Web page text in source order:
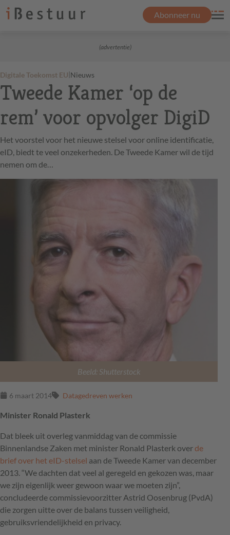
Abonneer nu
(advertentie)
Digitale Toekomst EU|Nieuws
Tweede Kamer ‘op de
rem’ voor opvolger DigiD
Het voorstel voor het nieuwe stelsel voor online identificatie,
eID, biedt te veel onzekerheden. De Tweede Kamer wil de tijd
nemen om de…
Beeld: Shutterstock
6 maart 2014 Datagedreven werken
Minister Ronald Plasterk
Dat bleek uit overleg vanmiddag van de commissie
Binnenlandse Zaken met minister Ronald Plasterk overde
brief over het eID-stelsel aan de Tweede Kamer van december
2013. “We dachten dat veel al geregeld en gekozen was, maar
we zijn eigenlijk weer gewoon waar we moeten zijn”,
concludeerde commissievoorzitter Astrid Oosenbrug (PvdA)
die zorgen uitte over de balans tussen veiligheid,
gebruiksvriendelijkheid en privacy.